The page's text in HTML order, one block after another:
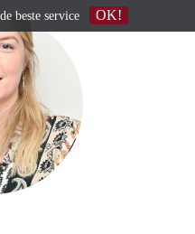
beste service OK!